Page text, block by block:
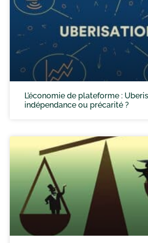
L’économie de plateforme :
indépendance ou précarité ?